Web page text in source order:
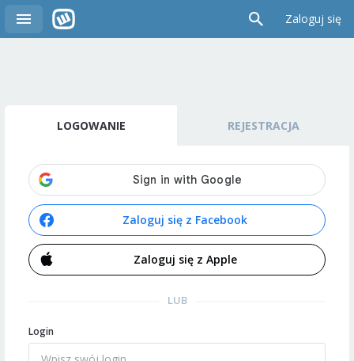
Zaloguj się
LOGOWANIE REJESTRACJA
Zaloguj się z Facebook
Zaloguj się z Apple
LUB
Login